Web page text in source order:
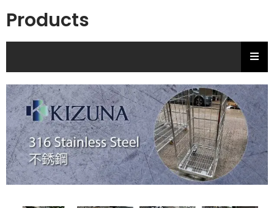
Products